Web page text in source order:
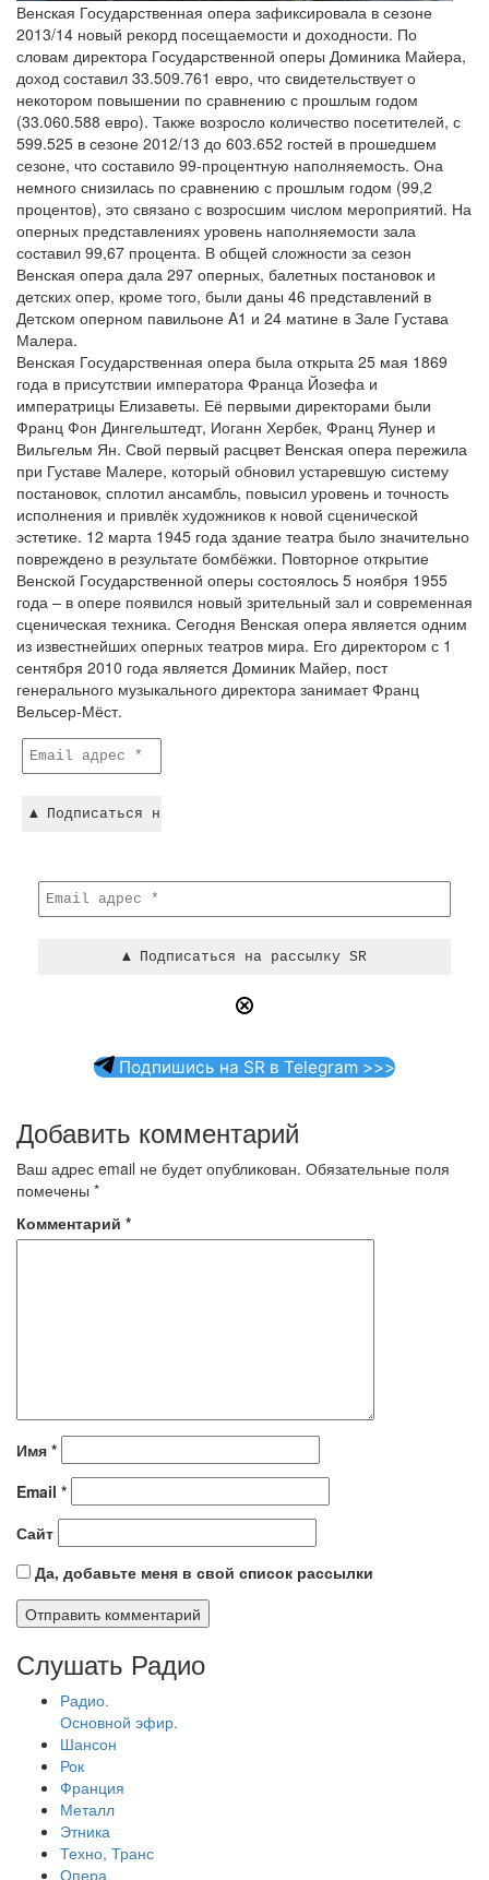
Венская Государственная опера зафиксировала в сезоне
2013/14 новый рекорд посещаемости и доходности. По
словам директора Государственной оперы Доминика Майера,
доход составил 33.509.761 евро, что свидетельствует о
некотором повышении по сравнению с прошлым годом
(33.060.588 евро). Также возросло количество посетителей, с
599.525 в сезоне 2012/13 до 603.652 гостей в прошедшем
сезоне, что составило 99-процентную наполняемость. Она
немного снизилась по сравнению с прошлым годом (99,2
процентов), это связано с возросшим числом мероприятий. На
оперных представлениях уровень наполняемости зала
составил 99,67 процента. В общей сложности за сезон
Венская опера дала 297 оперных, балетных постановок и
детских опер, кроме того, были даны 46 представлений в
Детском оперном павильоне A1 и 24 матине в Зале Густава
Малера.
Венская Государственная опера была открыта 25 мая 1869
года в присутствии императора Франца Йозефа и
императрицы Елизаветы. Её первыми директорами были
Франц Фон Дингельштедт, Иоганн Хербек, Франц Яунер и
Вильгельм Ян. Свой первый расцвет Венская опера пережила
при Густаве Малере, который обновил устаревшую систему
постановок, сплотил ансамбль, повысил уровень и точность
исполнения и привлёк художников к новой сценической
эстетике. 12 марта 1945 года здание театра было значительно
повреждено в результате бомбёжки. Повторное открытие
Венской Государственной оперы состоялось 5 ноября 1955
года – в опере появился новый зрительный зал и современная
сценическая техника. Сегодня Венская опера является одним
из известнейших оперных театров мира. Его директором с 1
сентября 2010 года является Доминик Майер, пост
генерального музыкального директора занимает Франц
Вельсер-Мёст.
Подпишись на SR в Telegram >>>
Добавить комментарий
Ваш адрес email не будет опубликован. Обязательные поля
помечены *
Комментарий *
Имя *
Email *
Сайт
Да, добавьте меня в свой список рассылки
Слушать Радио
Радио.
Основной эфир.
Шансон
Рок
Франция
Металл
Этника
Техно, Транс
Опера